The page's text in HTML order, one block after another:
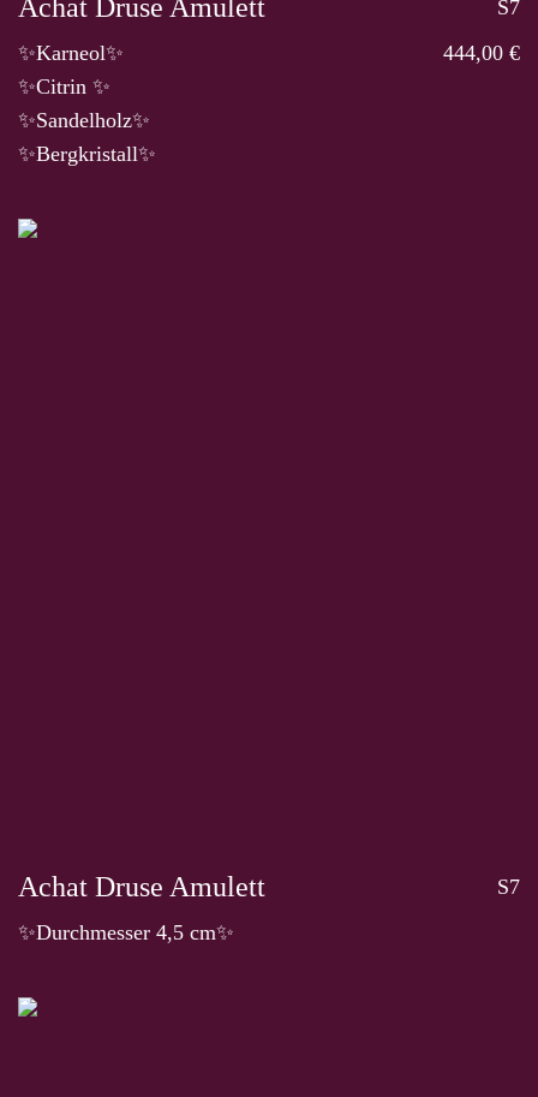
Achat Druse Amulett
S7
✨Karneol✨
✨Citrin ✨
✨Sandelholz✨
✨Bergkristall✨
444,00 €
Achat Druse Amulett
S7
✨Durchmesser 4,5 cm✨